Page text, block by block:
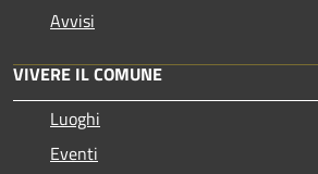
Avvisi
VIVERE IL COMUNE
Luoghi
Eventi